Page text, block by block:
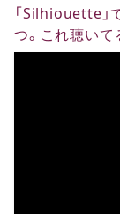
「Silhiouette」
つ。これ聴いて